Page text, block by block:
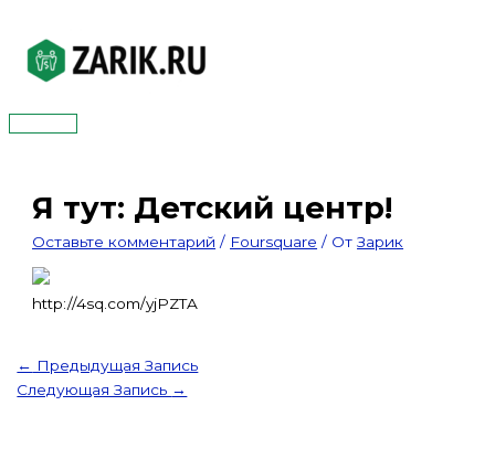
содержимому
Главное
Я тут: Детский центр!
Оставьте комментарий / Foursquare / ОтЗарик
http://4sq.com/yjPZTA
← Предыдущая Запись
Следующая Запись →